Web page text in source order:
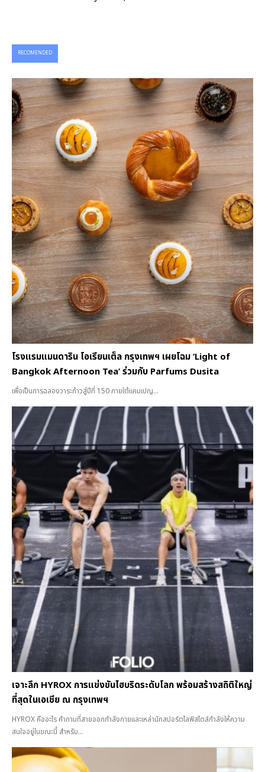
RECOMENDED
โรงแรมแมนดาริน โอเรียนเต็ล กรุงเทพฯ เผยโฉม ‘Light of
Bangkok Afternoon Tea’ ร่วมกับ Parfums Dusita
เพื่อเป็นการฉลองวาระก้าวสู่ปีที่ 150 ภายใต้แคมเปญ...
เจาะลึก HYROX การแข่งขันไฮบริดระดับโลก พร้อมสร้างสถิติใหญ่
ที่สุดในเอเชีย ณ กรุงเทพฯ
HYROX คืออะไร คำถามที่สายออกกำลังกายและเหล่านักสปอร์ตไลฟ์สไตล์กำลังให้ความ
สนใจอยู่ในขณะนี้ สำหรับ...